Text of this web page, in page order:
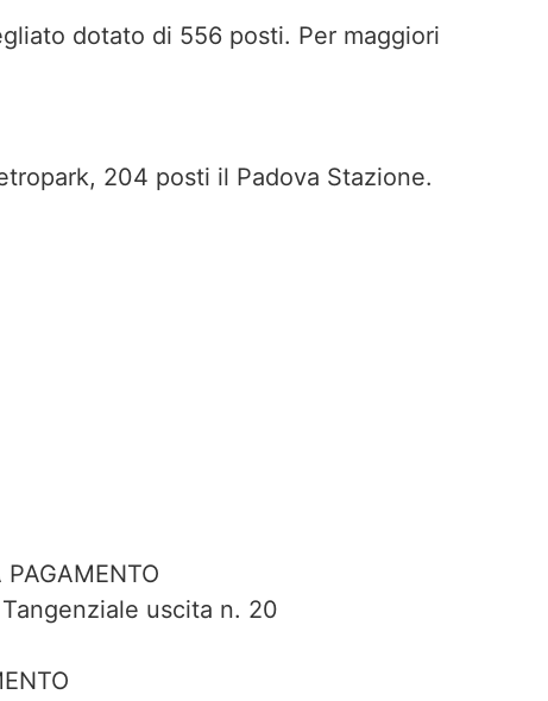
dotato di 556 posti. Per maggiori
204 posti il Padova Stazione.
uscita n. 20